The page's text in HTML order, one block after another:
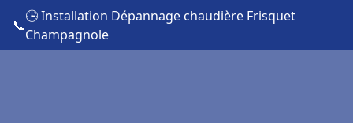
📞
🕒 Installation Dépannage chaudière Frisquet
Champagnole